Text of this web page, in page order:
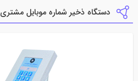
دستگاه ذخیر شماره موبایل مشتری